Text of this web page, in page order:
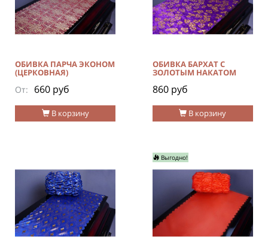
В корзину
ОБИВКА ПАРЧА ЭКОНОМ
(ЦЕРКОВНАЯ)
От: 660 руб
В корзину
ОБИВКА БАРХАТ C
ЗОЛОТЫМ НАКАТОМ
860 руб
Выгодно!